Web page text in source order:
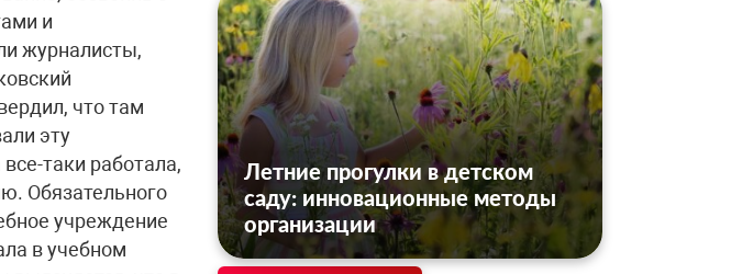
Летние прогулки в детском
саду: инновационные методы
организации